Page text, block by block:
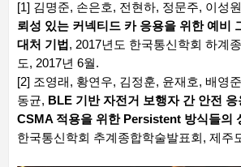
[1] 김명준, 손은호, 전현하, 정문주, 이성
뢰성 있는 커넥티드 카 응용을 위한 예비
대처 기법 , 2017년도 한국통신학회 하계
도, 2017년 6월.
[2] 조영래, 황연우, 김정훈, 윤재호, 배영
동균, BLE 기반 자전거 보행자 간 안전 응
CSMA 적용을 위한 Persistent 방식들의
한국통신학회 추계종합학술발표회, 제주